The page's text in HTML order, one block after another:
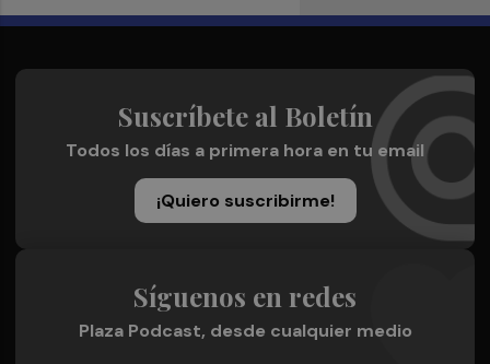
Suscríbete al Boletín
Todos los días a primera hora en tu email
¡Quiero suscribirme!
Síguenos en redes
Plaza Podcast, desde cualquier medio